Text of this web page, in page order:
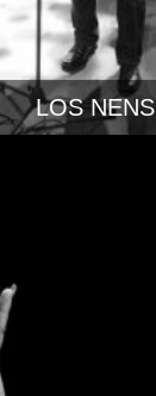
LOS NENS